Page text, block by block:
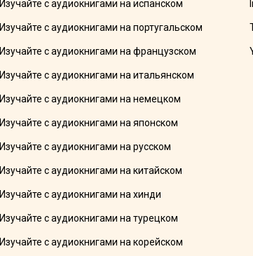
Изучайте с аудиокнигами на испанском
Изучайте с аудиокнигами на португальском
Изучайте с аудиокнигами на французском
Изучайте с аудиокнигами на итальянском
Изучайте с аудиокнигами на немецком
Изучайте с аудиокнигами на японском
Изучайте с аудиокнигами на русском
Изучайте с аудиокнигами на китайском
Изучайте с аудиокнигами на хинди
Изучайте с аудиокнигами на турецком
Изучайте с аудиокнигами на корейском